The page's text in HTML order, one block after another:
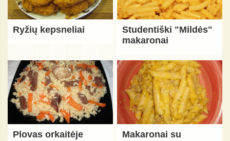
Ryžių kepsneliai
Studentiški "Mildės"
makaronai
Plovas orkaitėje
Makaronai su